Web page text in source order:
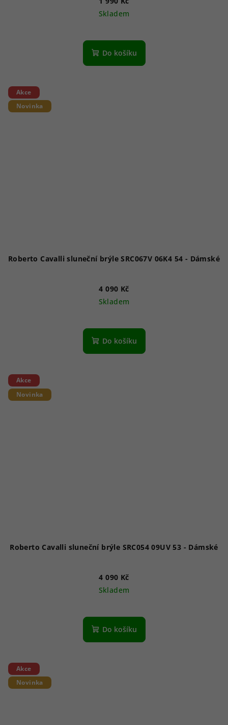
Skladem
Do košíku
Akce
Novinka
Roberto Cavalli sluneční brýle SRC067V 06K4 54 - Dámské
4 090 Kč
Skladem
Do košíku
Akce
Novinka
Roberto Cavalli sluneční brýle SRC054 09UV 53 - Dámské
4 090 Kč
Skladem
Do košíku
Akce
Novinka